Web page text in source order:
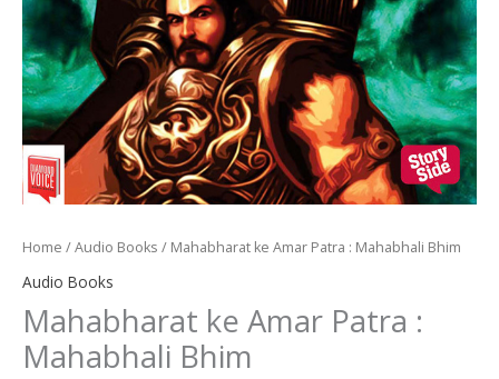
Home /Audio Books / Mahabharat ke Amar Patra : Mahabhali Bhim
Audio Books
Mahabharat ke Amar Patra :
Mahabhali Bhim